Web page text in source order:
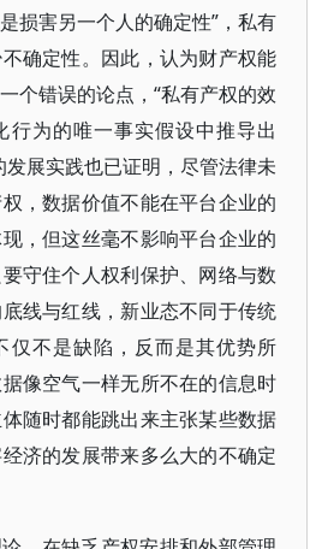
损害另一个人的确定性”，私有
确定性。因此，认为财产权能
个错误的论点，“私有产权的效
行为的唯一事实假设中推导出
发展实践也已证明，尽管法律未
，数据价值不能在平台企业的
，但这丝毫不影响平台企业的
守住个人权利保护、网络与数
线与红线，新业态不同于传统
仅不是缺陷，反而是其优势所
像空气一样无所不在的信息时
随时都能跳出来主张某些数据
济的发展带来多么大的不确定